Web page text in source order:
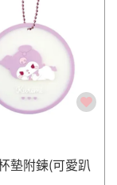
墊附鍊(可愛趴